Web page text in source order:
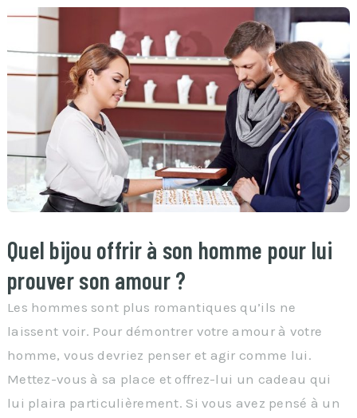
Quel bijou offrir à son homme pour lui
prouver son amour ?
Les hommes sont plus romantiques qu’ils ne
laissent voir. Pour démontrer votre amour à votre
homme, vous devriez penser et agir comme lui.
Mettez-vous à sa place et offrez-lui un cadeau qui
lui plaira particulièrement. Si vous avez pensé à un